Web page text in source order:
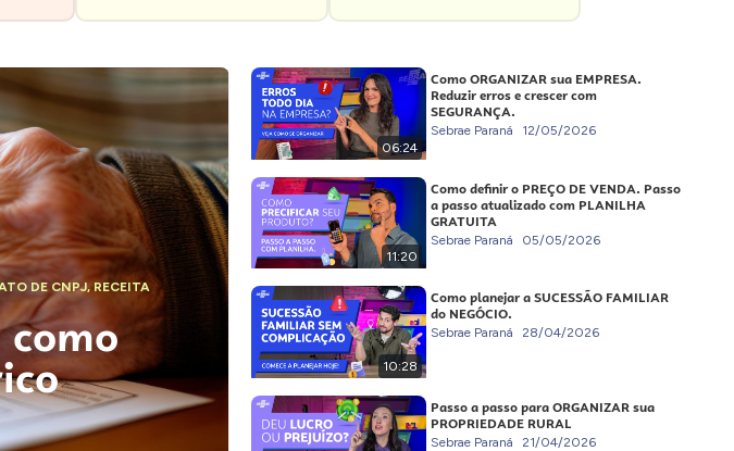
DE CNPJ,RECEITA
06:24
Como ORGANIZAR sua EMPRESA.
Reduzir erros e crescer com
SEGURANÇA.
Sebrae Paraná 12/05/2026
11:20
Como definir o PREÇO DE VENDA. Passo
a passo atualizado com PLANILHA
GRATUITA
Sebrae Paraná 05/05/2026
10:28
Como planejar a SUCESSÃO FAMILIAR
do NEGÓCIO.
Sebrae Paraná 28/04/2026
Passo a passo para ORGANIZAR sua
PROPRIEDADE RURAL
Sebrae Paraná 21/04/2026